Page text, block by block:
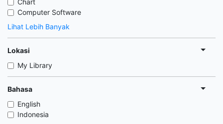
Chart
Computer Software
Lihat Lebih Banyak
Lokasi
My Library
Bahasa
English
Indonesia